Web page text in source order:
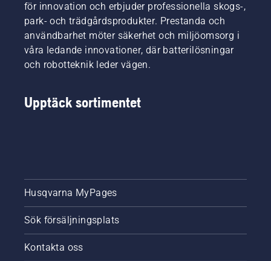
för innovation och erbjuder professionella skogs-,
park- och trädgårdsprodukter. Prestanda och
användbarhet möter säkerhet och miljöomsorg i
våra ledande innovationer, där batterilösningar
och robotteknik leder vägen.
Upptäck sortimentet
Husqvarna MyPages
Sök försäljningsplats
Kontakta oss